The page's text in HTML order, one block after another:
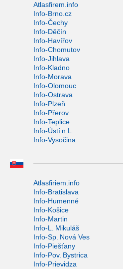
Atlasfirem.info
Info-Brno.cz
Info-Čechy
Info-Děčín
Info-Havířov
Info-Chomutov
Info-Jihlava
Info-Kladno
Info-Morava
Info-Olomouc
Info-Ostrava
Info-Plzeň
Info-Přerov
Info-Teplice
Info-Ústí n.L.
Info-Vysočina
Atlasfiriem.info
Info-Bratislava
Info-Humenné
Info-Košice
Info-Martin
Info-L. Mikuláš
Info-Sp. Nová Ves
Info-Piešťany
Info-Pov. Bystrica
Info-Prievidza